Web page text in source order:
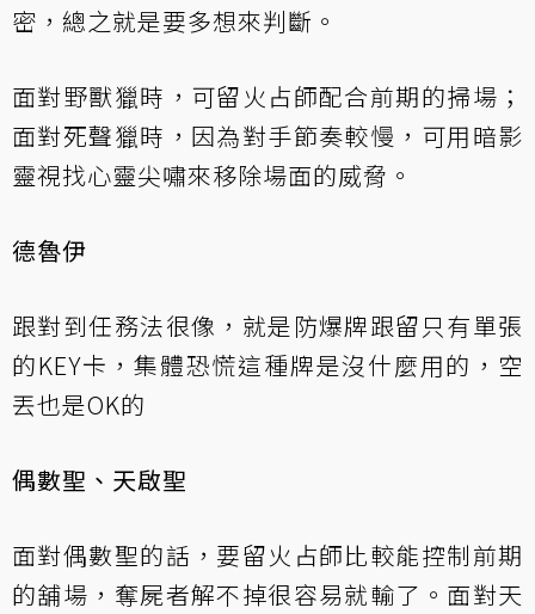
密，總之就是要多想來判斷。
面對野獸獵時，可留火占師配合前期的掃場；
面對死聲獵時，因為對手節奏較慢，可用暗影
靈視找心靈尖嘯來移除場面的威脅。
德魯伊
跟對到任務法很像，就是防爆牌跟留只有單張
的KEY卡，集體恐慌這種牌是沒什麼用的，空
丟也是OK的
偶數聖、天啟聖
面對偶數聖的話，要留火占師比較能控制前期
的舖場，奪屍者解不掉很容易就輸了。面對天